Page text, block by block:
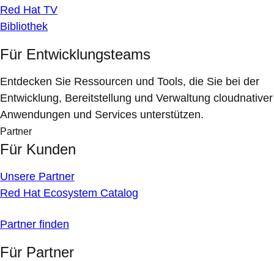
Red Hat TV
Bibliothek
Für Entwicklungsteams
Entdecken Sie Ressourcen und Tools, die Sie bei der
Entwicklung, Bereitstellung und Verwaltung cloudnativer
Anwendungen und Services unterstützen.
Partner
Für Kunden
Unsere Partner
Red Hat Ecosystem Catalog
Partner finden
Für Partner